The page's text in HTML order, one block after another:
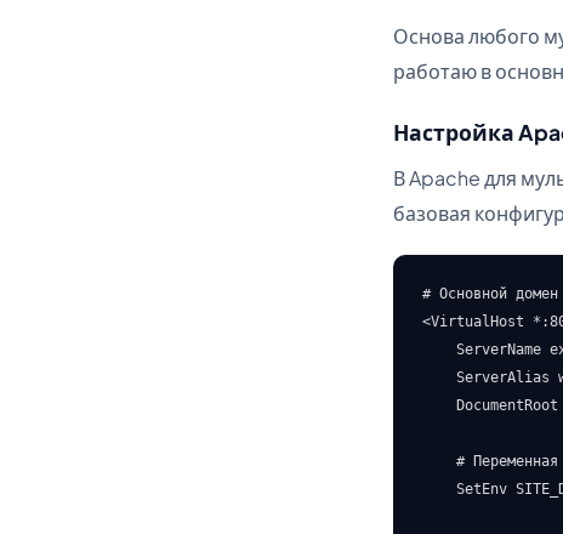
Основа любого
работаю в
Настройка
В Apache для
базовая
# Основной домен
<VirtualHost
ServerName
ServerAlias
#
SetEnv